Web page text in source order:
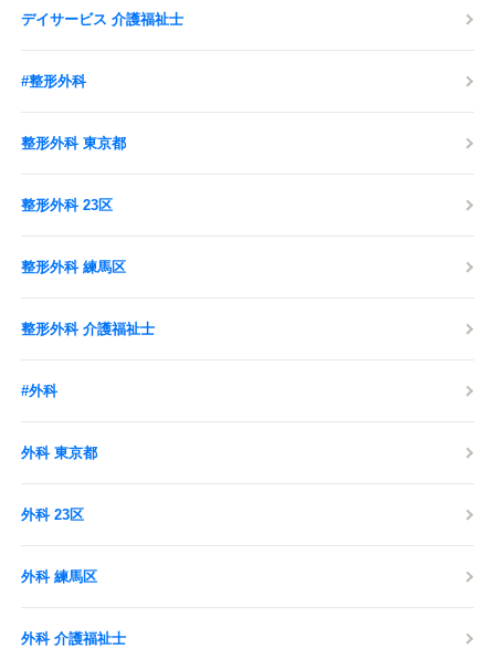
デイサービス 介護福祉士
#整形外科
整形外科 東京都
整形外科 23区
整形外科 練馬区
整形外科 介護福祉士
#外科
外科 東京都
外科 23区
外科 練馬区
外科 介護福祉士